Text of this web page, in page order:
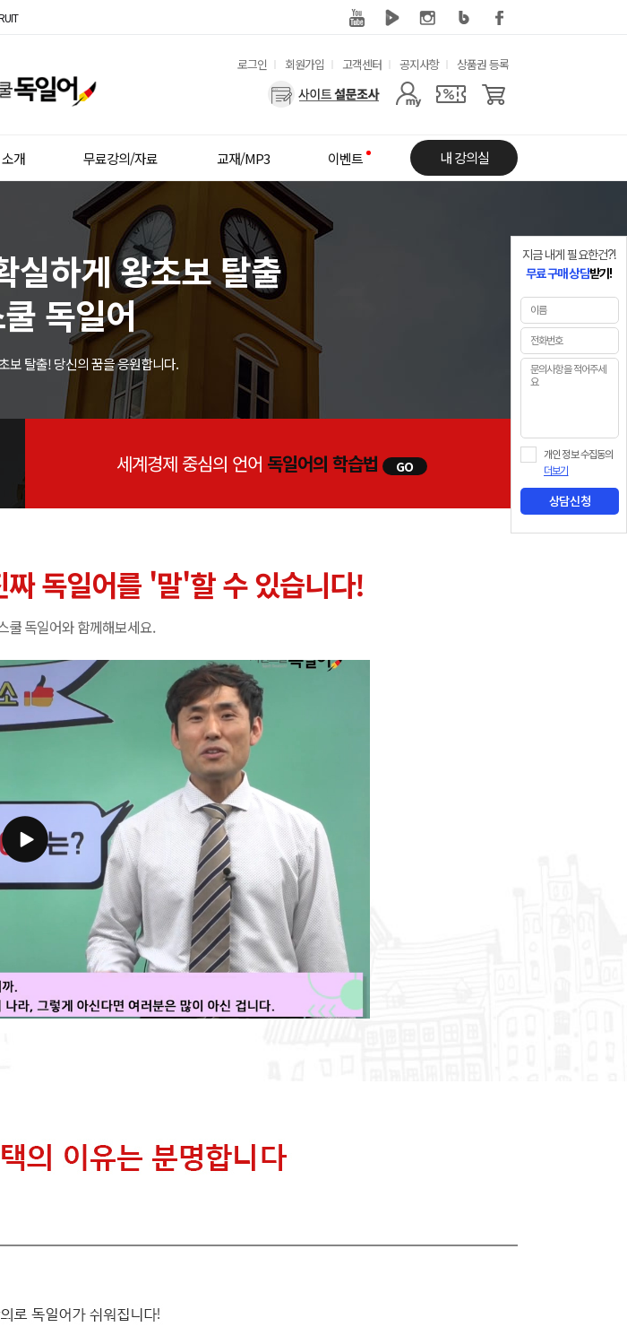
유
뉴
로그인 회원가입 고객센터 공지사항 상품권 등록
사
메
뉴
개 무료강의/자료 교재/MP3 이벤트 내 강의실
실하게 왕초보 탈출
독일어
보 탈출! 당신의 꿈을 응원합니다.
세계경제 중심의 언어 독일어의 학습법 GO
짜 독일어를 '말'할 수 있습니다!
쿨 독일어와 함께해보세요.
지금 내게 필요한건?!
무료 구매 상담받기!
개인 정보 수집동의
더보기
상담신청